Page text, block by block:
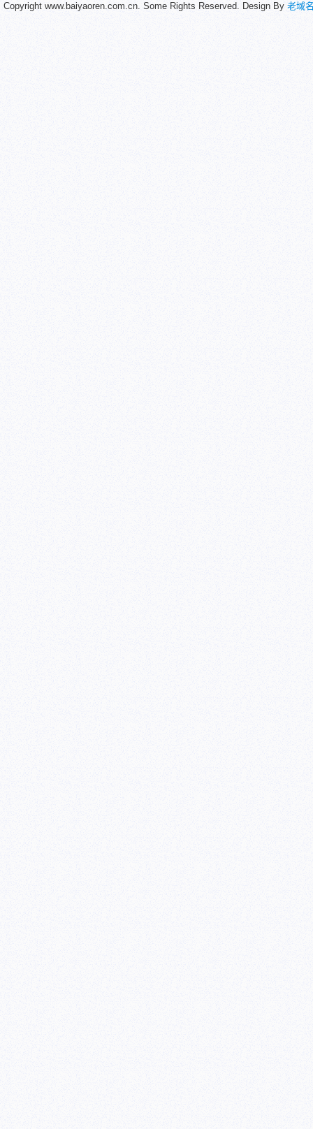
Copyright www.baiyaoren.com.cn. Some Rights Reserved. Design By 老域